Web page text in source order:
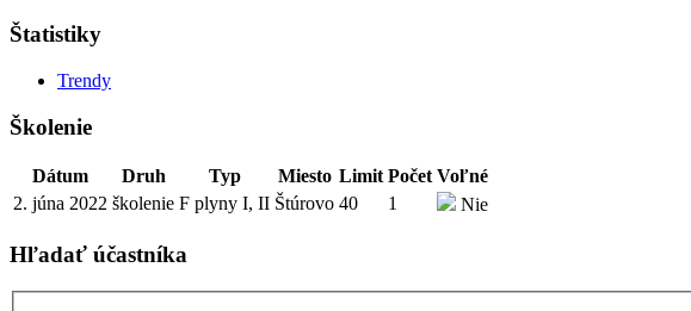
Štatistiky
Trendy
Školenie
Dátum Druh Typ Miesto Limit Počet Voľné
2. júna 2022 školenie F plyny I, II Štúrovo 40 1 Nie
Hľadať účastníka